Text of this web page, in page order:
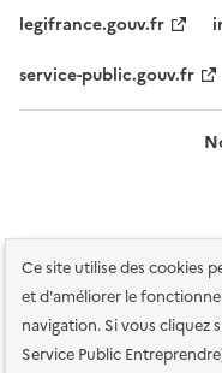
Ce site utilise des cookies
et d'améliorer le
navigation. Si vous cliquez
Service Public
legifrance.gouv.fr
service-public.gouv.fr
Plan du site Accessibilité :